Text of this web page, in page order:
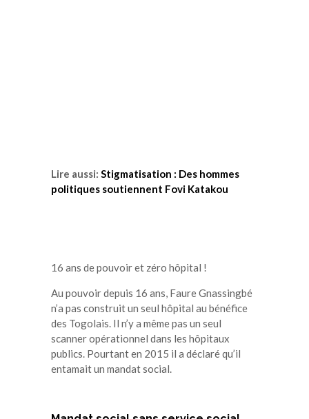
Lire aussi: Stigmatisation : Des hommes
politiques soutiennent Fovi Katakou
16 ans de pouvoir et zéro hôpital !
Au pouvoir depuis 16 ans, Faure Gnassingbé
n’a pas construit un seul hôpital au bénéfice
des Togolais. Il n’y a même pas un seul
scanner opérationnel dans les hôpitaux
publics. Pourtant en 2015 il a déclaré qu’il
entamait un mandat social.